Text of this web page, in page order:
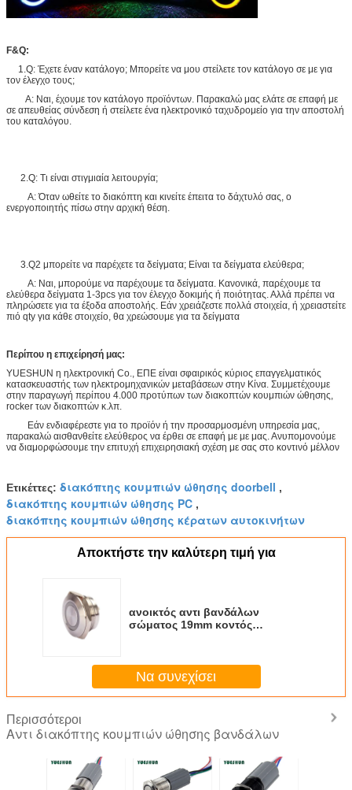
F&Q:
1.Q: Έχετε έναν κατάλογο; Μπορείτε να μου στείλετε τον κατάλογο σε με για
τον έλεγχο τους;
Α: Ναι, έχουμε τον κατάλογο προϊόντων. Παρακαλώ μας ελάτε σε επαφή με
σε απευθείας σύνδεση ή στείλετε ένα ηλεκτρονικό ταχυδρομείο για την αποστολή
του καταλόγου.
2.Q: Τι είναι στιγμιαία λειτουργία;
Α: Όταν ωθείτε το διακόπτη και κινείτε έπειτα το δάχτυλό σας, ο
ενεργοποιητής πίσω στην αρχική θέση.
3.Q2 μπορείτε να παρέχετε τα δείγματα; Είναι τα δείγματα ελεύθερα;
Α: Ναι, μπορούμε να παρέχουμε τα δείγματα. Κανονικά, παρέχουμε τα
ελεύθερα δείγματα 1-3pcs για τον έλεγχο δοκιμής ή ποιότητας. Αλλά πρέπει να
πληρώσετε για τα έξοδα αποστολής. Εάν χρειάζεστε πολλά στοιχεία, ή χρειαστείτε
πιό qty για κάθε στοιχείο, θα χρεώσουμε για τα δείγματα
Περίπου η επιχείρησή μας:
YUESHUN η ηλεκτρονική Co., ΕΠΕ είναι σφαιρικός κύριος επαγγελματικός
κατασκευαστής των ηλεκτρομηχανικών μεταβάσεων στην Κίνα. Συμμετέχουμε
στην παραγωγή περίπου 4.000 προτύπων των διακοπτών κουμπιών ώθησης,
rocker των διακοπτών κ.λπ.
Εάν ενδιαφέρεστε για το προϊόν ή την προσαρμοσμένη υπηρεσία μας,
παρακαλώ αισθανθείτε ελεύθερος να έρθει σε επαφή με με μας. Ανυπομονούμε
να διαμορφώσουμε την επιτυχή επιχειρησιακή σχέση με σας στο κοντινό μέλλον
Ετικέττες: διακόπτης κουμπιών ώθησης doorbell ,
διακόπτης κουμπιών ώθησης PC ,
διακόπτης κουμπιών ώθησης κέρατων αυτοκινήτων
Αποκτήστε την καλύτερη τιμή για
ανοικτός αντι βανδάλων
σώματος 19mm κοντός
Να συνεχίσει
Περισσότεροι
Αντι διακόπτης κουμπιών ώθησης βανδάλων